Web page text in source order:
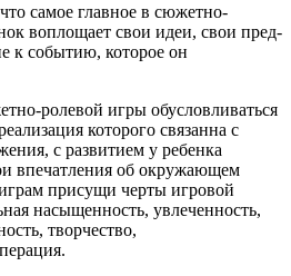
самое главное в сюжетно-
воплощает свои идеи, свои пред­
к событию, которое он
ролевой игры обусловливаться
которого связанна с
с развитием у ребенка
впечатления об окружающем
присущи черты игровой
насыщенность, увлеченность,
творчество,